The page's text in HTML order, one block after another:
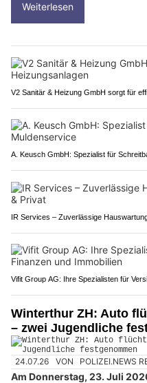
Weiterlesen
V2 Sanitär & Heizung GmbH sorgt für
A. Keusch GmbH: Spezialist für
IR Services – Zuverlässige
Vifit Group AG: Ihre Spezialisten für
Winterthur ZH: Auto
– zwei Jugendliche
24.07.26 VON POLIZEI.NEWS
Am Donnerstag, 23. Juli